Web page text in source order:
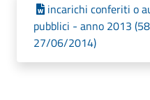
incarichi conferiti o
pubblici - anno 2013
27/06/2014)